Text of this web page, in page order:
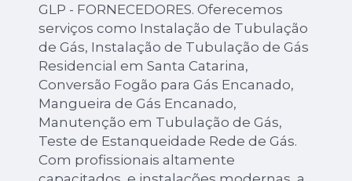
GLP - FORNECEDORES. Oferecemos
serviços como Instalação de Tubulação
de Gás, Instalação de Tubulação de Gás
Residencial em Santa Catarina,
Conversão Fogão para Gás Encanado,
Mangueira de Gás Encanado,
Manutenção em Tubulação de Gás,
Teste de Estanqueidade Rede de Gás.
Com profissionais altamente